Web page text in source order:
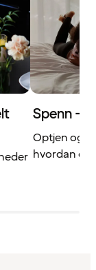
Spenn –
Optjen og
hvordan